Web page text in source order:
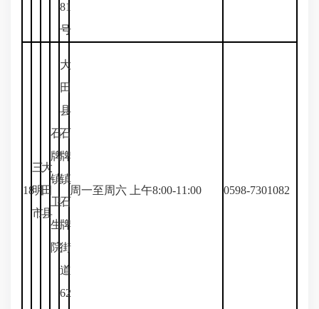
81
号
18
三
明
市
大
田
县
石
牌
镇
卫
生
院
大
田
县
石
牌
镇
石
牌
街
道
62
周一至周六 上午8:00-11:00 0598-7301082